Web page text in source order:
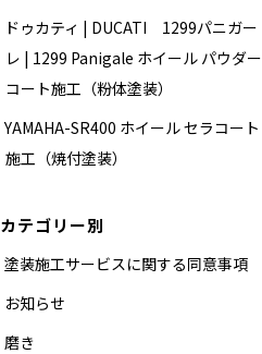
ドゥカティ | DUCATI 1299パニガー
レ | 1299 Panigale ホイール パウダー
コート施工（粉体塗装）
YAMAHA-SR400 ホイール セラコート
施工（焼付塗装）
カテゴリー別
塗装施工サービスに関する同意事項
お知らせ
磨き